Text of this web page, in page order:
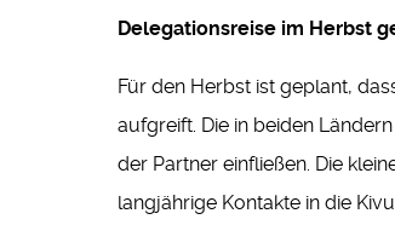
Delegationsreise im Herbst
Für den Herbst ist geplant,
aufgreift. Die in beiden
der Partner einfließen. Die
langjährige Kontakte in die